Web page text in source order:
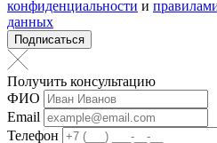
конфиденциальности и
данных
Подписаться
Получить консультацию
ФИО
Email
Телефон